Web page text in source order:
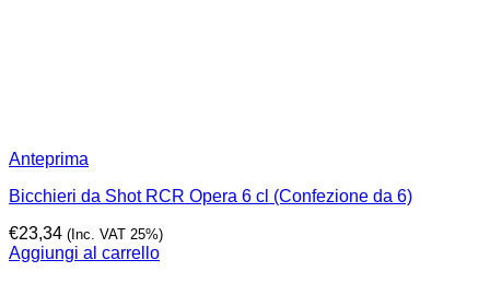
Anteprima
Bicchieri da Shot RCR Opera 6 cl (Confezione da 6)
€23,34 (Inc. VAT 25%)
Aggiungi al carrello